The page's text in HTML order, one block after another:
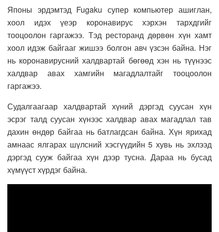
Японы эрдэмтэд Fugaku супер компьютер ашиглан,
хоол идэх үеэр коронавирус хэрхэн тархдгийг
тооцоолон гаргажээ. Тэд ресторанд дөрвөн хүн хамт
хоол идэж байгааг жишээ болгон авч үзсэн байна. Нэг
нь коронавирусний халдвартай бөгөөд хэн нь түүнээс
халдвар авах хамгийн магадлалтайг тооцоолон
гаргажээ.
Судалгаагаар халдвартай хүний дэргэд суусан хүн
эсрэг талд суусан хүнээс халдвар авах магадлал тав
дахин өндөр байгаа нь батлагдсан байна. Хүн ярихад
амнаас ялгарах шүлсний хэсгүүдийн 5 хувь нь эхлээд
дэргэд сууж байгаа хүн дээр тусна. Дараа нь бусад
хүмүүст хүрдэг байна.